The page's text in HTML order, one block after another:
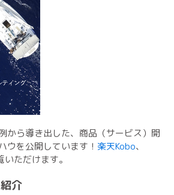
から導き出した、商品（サービス）開
ウを公開しています！ 楽天Kobo、
いただけます。
介